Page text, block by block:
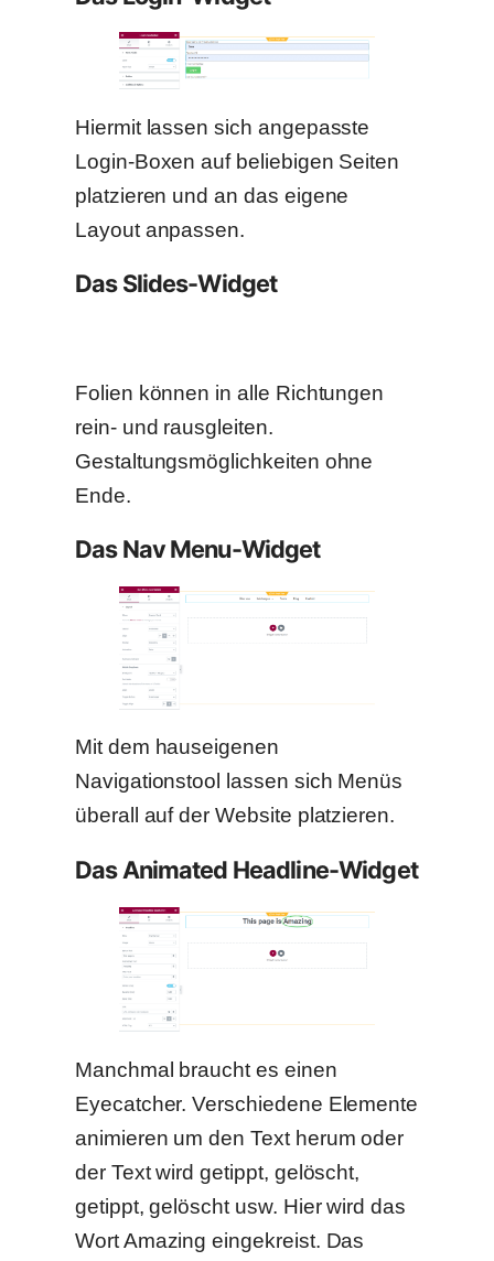
Hiermit lassen sich angepasste
Login-Boxen auf beliebigen Seiten
platzieren und an das eigene
Layout anpassen.
Das Slides-Widget
Folien können in alle Richtungen
rein- und rausgleiten.
Gestaltungsmöglichkeiten ohne
Ende.
Das Nav Menu-Widget
Mit dem hauseigenen
Navigationstool lassen sich Menüs
überall auf der Website platzieren.
Das Animated Headline-Widget
Manchmal braucht es einen
Eyecatcher. Verschiedene Elemente
animieren um den Text herum oder
der Text wird getippt, gelöscht,
getippt, gelöscht usw. Hier wird das
Wort Amazing eingekreist. Das